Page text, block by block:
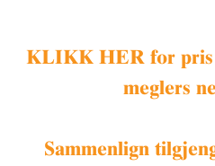
KLIKK HER for pris
meglers
Sammenlign